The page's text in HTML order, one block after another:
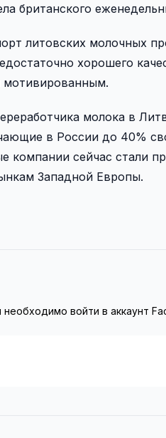
британского
литовских молочных
хорошего
мотивированным.
молока в
в России до 40%
компании сейчас стали
Западной Европы.
войти в аккаунт